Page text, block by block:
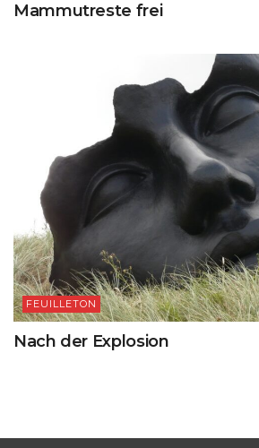
Mammutreste frei
FEUILLETON
Nach der Explosion